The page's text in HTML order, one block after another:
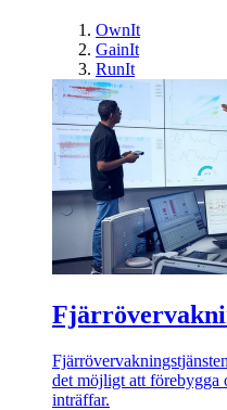
OwnIt
GainIt
RunIt
det möjligt att förebygga
inträffar.